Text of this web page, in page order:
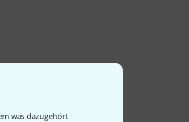
was dazugehört